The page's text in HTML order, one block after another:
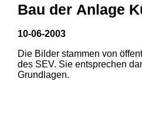
Bau der Anlage
10-06-2003
Die Bilder stammen von
des SEV. Sie entsprechen
Grundlagen.